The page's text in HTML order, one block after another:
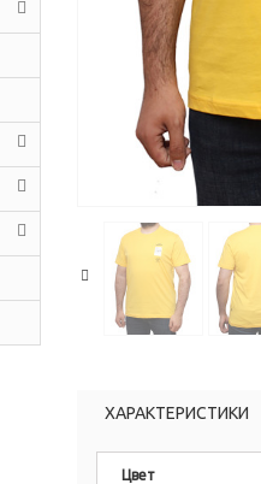
ХАРАКТЕРИСТИКИ
Цвет